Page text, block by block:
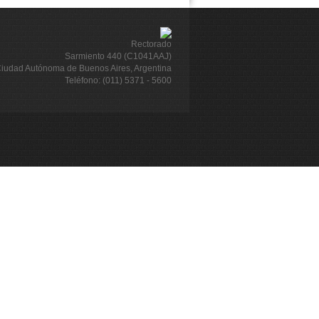
Rectorado
Sarmiento 440 (C1041AAJ)
Autónoma de Buenos Aires, Argentina
Teléfono: (011) 5371 - 5600